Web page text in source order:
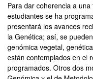
Para dar coherencia a
estudiantes se ha
presentará los avances
la Genética; así, se
genómica vegetal,
están contemplados en el
programados. Otros dos